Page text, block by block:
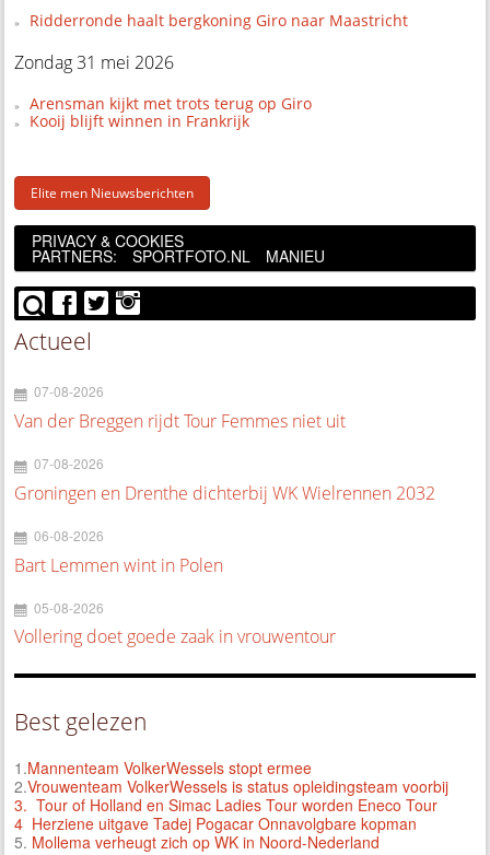
Ridderronde haalt bergkoning Giro naar Maastricht
Zondag 31 mei 2026
Arensman kijkt met trots terug op Giro
Kooij blijft winnen in Frankrijk
Elite men Nieuwsberichten
PRIVACY & COOKIES
PARTNERS: SPORTFOTO.NL MANIEU
Actueel
07-08-2026
Van der Breggen rijdt Tour Femmes niet uit
07-08-2026
Groningen en Drenthe dichterbij WK Wielrennen 2032
06-08-2026
Bart Lemmen wint in Polen
05-08-2026
Vollering doet goede zaak in vrouwentour
Best gelezen
1.Mannenteam VolkerWessels stopt ermee
2.Vrouwenteam VolkerWessels is status opleidingsteam voorbij
3. Tour of Holland en Simac Ladies Tour worden Eneco Tour
4 Herziene uitgave Tadej Pogacar Onnavolgbare kopman
5. Mollema verheugt zich op WK in Noord-Nederland